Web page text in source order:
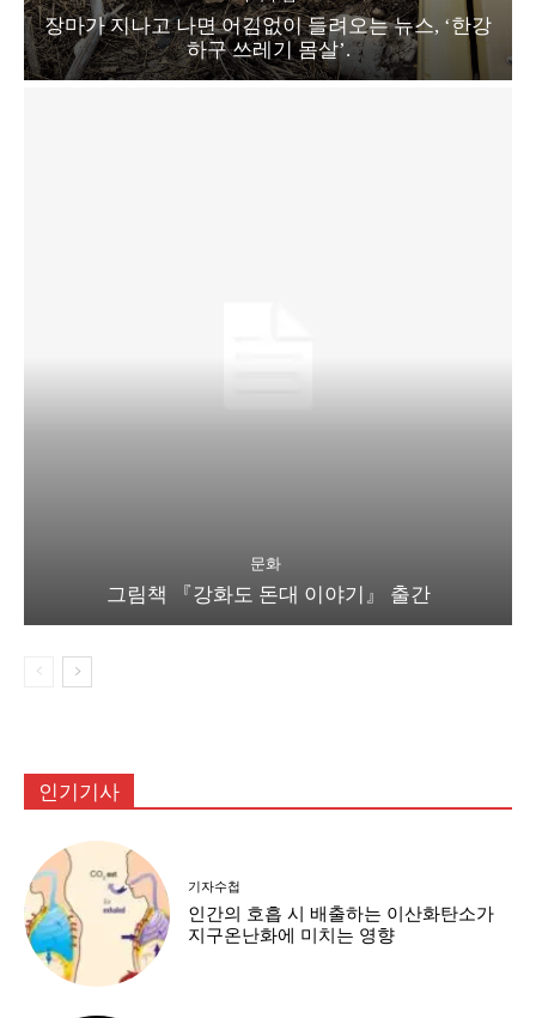
장마가 지나고 나면 어김없이 들려오는 뉴스, ‘한강
하구 쓰레기 몸살’.
문화
그림책 『강화도 돈대 이야기』 출간
인기기사
기자수첩
인간의 호흡 시 배출하는 이산화탄소가
지구온난화에 미치는 영향